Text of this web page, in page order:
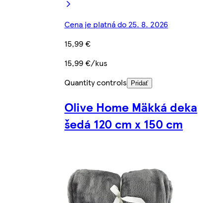
Cena je platná do 25. 8. 2026
15,99 €
15,99 €/kus
Quantity controls
Pridať
Olive Home Mäkká deka
šedá 120 cm x 150 cm